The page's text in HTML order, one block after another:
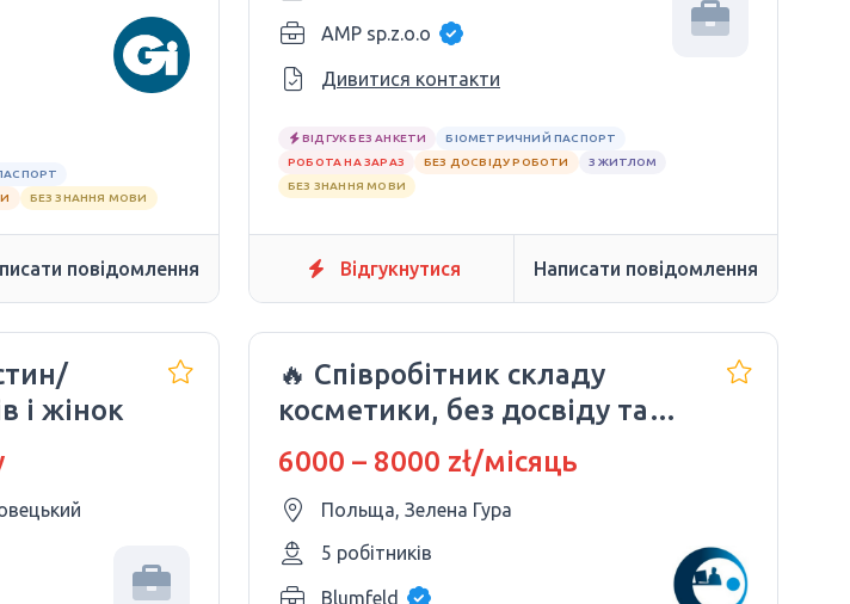
БЕЗ ЗНАННЯ МОВИ
повідомлення
AMP sp.z.o.o
Дивитися контакти
ВІДГУК БЕЗ АНКЕТИ
БІОМЕТРИЧНИЙ ПАСПОРТ
РОБОТА НА ЗАРАЗ
БЕЗ ДОСВІДУ РОБОТИ
З ЖИТЛОМ
БЕЗ ЗНАННЯ МОВИ
Відгукнутися Написати повідомлення
і жінок
🔥 Співробітник складу
косметики, без досвіду та
знання мови
6000 – 8000 zł/місяць
Польща, Зелена Гура
5 робітників
Blumfeld